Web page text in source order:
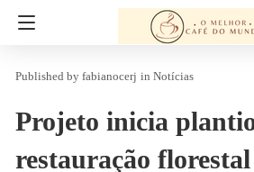
fabianocerj in Notícias
Projeto inicia
restauração